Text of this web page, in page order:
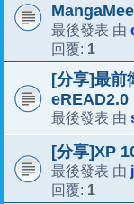
最後發表 由
回覆: 1
[分享]最前
eREAD2.0
最後發表 由
[分享]XP
最後發表 由
回覆: 1